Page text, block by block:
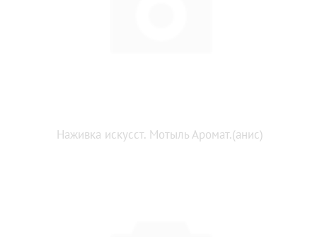
Наживка искусст. Мотыль Аромат.(анис)